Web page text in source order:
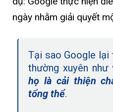
ngày nhằm giải quyết
Tại sao Google lại
thường xuyên
họ là cải thiện
tổng thể.